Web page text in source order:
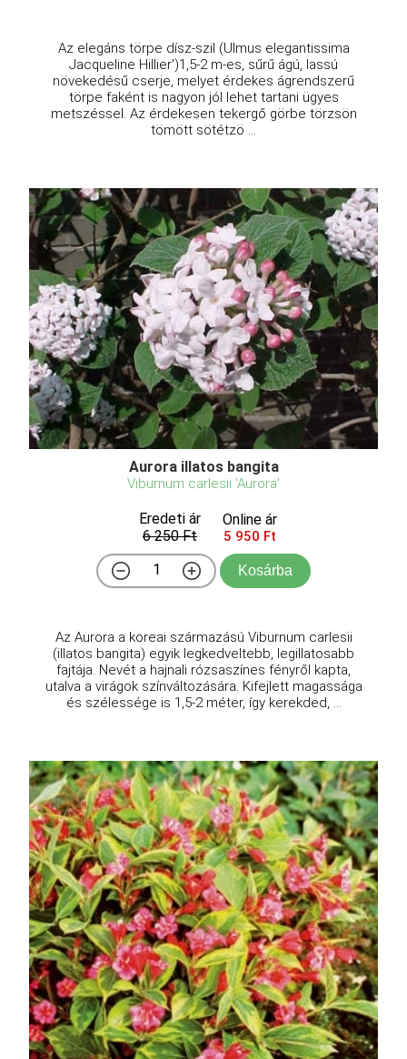
Az elegáns törpe dísz-szil (Ulmus elegantissima
Jacqueline Hillier')1,5-2 m-es, sűrű ágú, lassú
növekedésű cserje, melyet érdekes ágrendszerű
törpe faként is nagyon jól lehet tartani ügyes
metszéssel. Az érdekesen tekergő görbe törzsön
tömött sötétzö ...
Aurora illatos bangita
Viburnum carlesii 'Aurora'
Eredeti ár
6 250 Ft
Online ár
5 950 Ft
Kosárba
Az Aurora a koreai származású Viburnum carlesii
(illatos bangita) egyik legkedveltebb, legillatosabb
fajtája. Nevét a hajnali rózsaszínes fényről kapta,
utalva a virágok színváltozására. Kifejlett magassága
és szélessége is 1,5-2 méter, így kerekded, ...